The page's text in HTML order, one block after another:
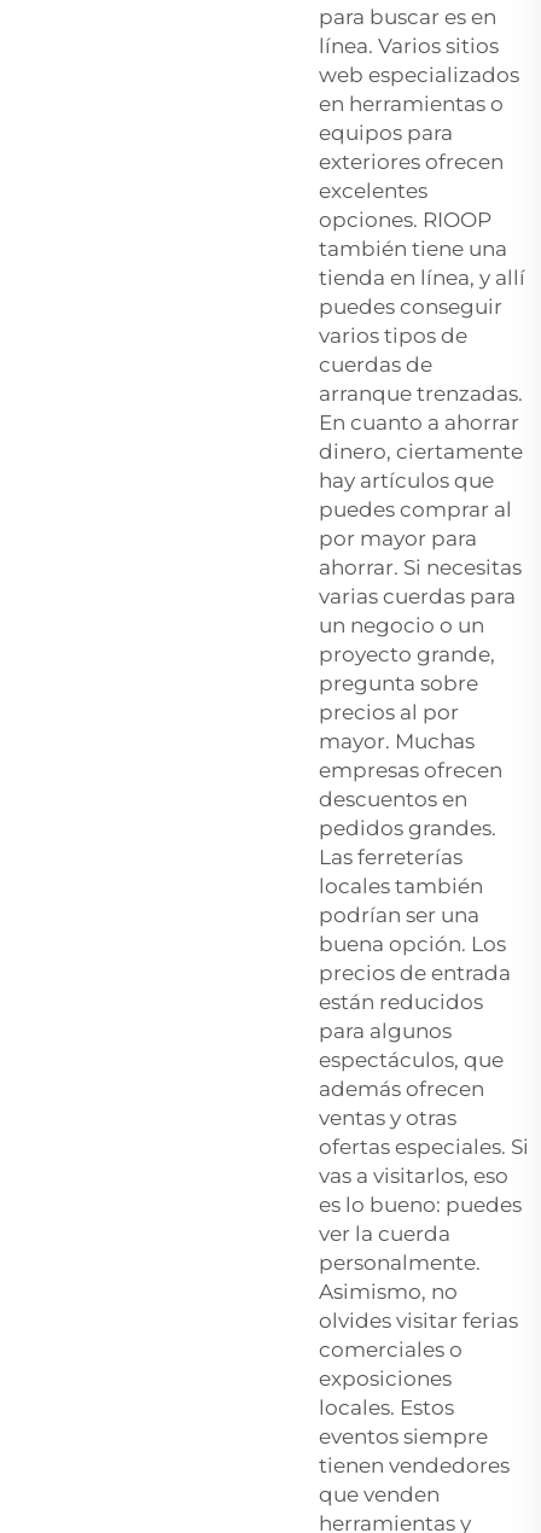
para buscar es en
línea. Varios sitios
web especializados
en herramientas o
equipos para
exteriores ofrecen
excelentes
opciones. RIOOP
también tiene una
tienda en línea, y allí
puedes conseguir
varios tipos de
cuerdas de
arranque trenzadas.
En cuanto a ahorrar
dinero, ciertamente
hay artículos que
puedes comprar al
por mayor para
ahorrar. Si necesitas
varias cuerdas para
un negocio o un
proyecto grande,
pregunta sobre
precios al por
mayor. Muchas
empresas ofrecen
descuentos en
pedidos grandes.
Las ferreterías
locales también
podrían ser una
buena opción. Los
precios de entrada
están reducidos
para algunos
espectáculos, que
además ofrecen
ventas y otras
ofertas especiales. Si
vas a visitarlos, eso
es lo bueno: puedes
ver la cuerda
personalmente.
Asimismo, no
olvides visitar ferias
comerciales o
exposiciones
locales. Estos
eventos siempre
tienen vendedores
que venden
herramientas y